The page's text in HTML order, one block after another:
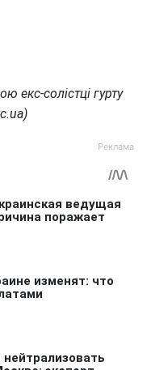
екс-солістці гурту